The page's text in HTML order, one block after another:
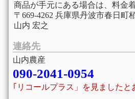
商品が手元にある場合は、料金
〒669-4262 兵庫県丹波市春日町
山内 宏之
連絡先
山内農産
090-2041-0954
｢リコールプラス」を見ましたと